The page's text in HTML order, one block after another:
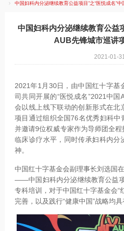
中国妇科内分泌继续教育公益项目”之“医悦成名”
中国妇科内分泌继续教育公益
AUB先锋城市巡讲
2021-01-
2021年1月30日，由中国红十字基
司共同开展的“医悦成名”2021中
会以线上线下联动的创新形式在北
项目通过组织全国76名优秀妇科中
并邀请9位权威专家作为导师团全
临床诊疗水平，同时传承妇科内分
神。
中国红十字基金会副理事长刘选国
——中国妇科内分泌继续教育公益
专科培训，对于中国红十字基金会“
完善，以及践行“健康中国”战略均具